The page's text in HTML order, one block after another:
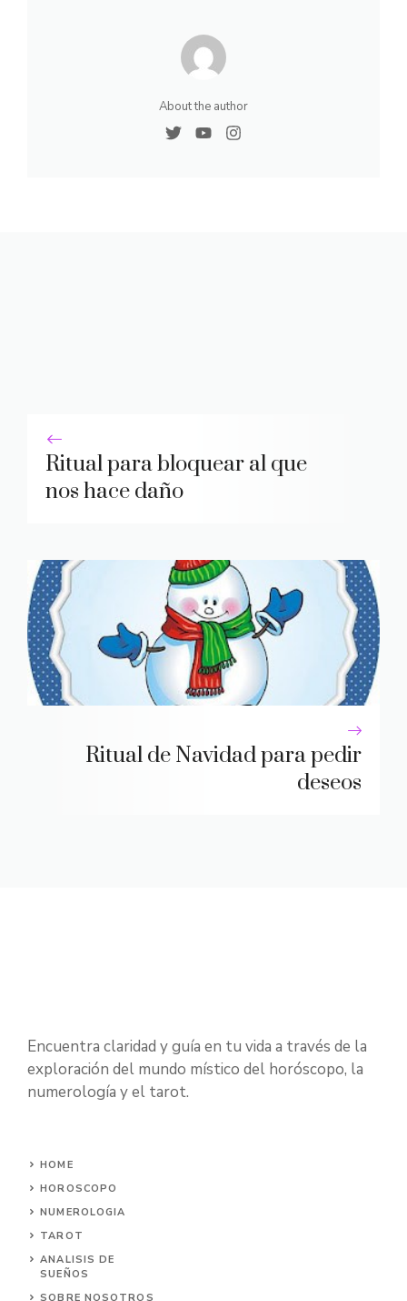
About the author
Ritual para bloquear al que
nos hace daño
Ritual de Navidad para pedir
deseos
Encuentra claridad y guía en tu vida a través de la
exploración del mundo místico del horóscopo, la
numerología y el tarot.
HOME
HOROSCOPO
NUMEROLOGIA
TAROT
ANALISIS DE
SUEÑOS
SOBRE NOSOTROS